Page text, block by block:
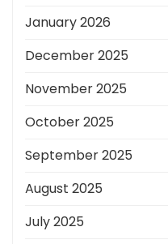
January 2026
December 2025
November 2025
October 2025
September 2025
August 2025
July 2025